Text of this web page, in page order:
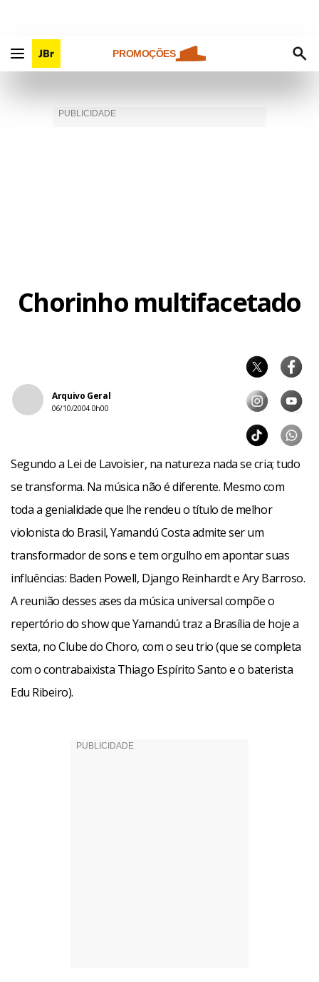
PROMOÇÕES
Chorinho multifacetado
Arquivo Geral
06/10/2004 0h00
Segundo a Lei de Lavoisier, na natureza nada se cria; tudo
se transforma. Na música não é diferente. Mesmo com
toda a genialidade que lhe rendeu o título de melhor
violonista do Brasil, Yamandú Costa admite ser um
transformador de sons e tem orgulho em apontar suas
influências: Baden Powell, Django Reinhardt e Ary Barroso.
A reunião desses ases da música universal compõe o
repertório do show que Yamandú traz a Brasília de hoje a
sexta, no Clube do Choro, com o seu trio (que se completa
com o contrabaixista Thiago Espírito Santo e o baterista
Edu Ribeiro).